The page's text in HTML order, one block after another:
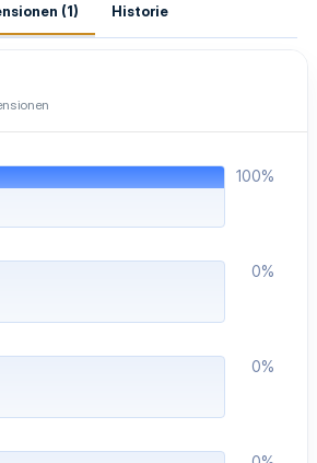
(1) Historie
100%
0%
0%